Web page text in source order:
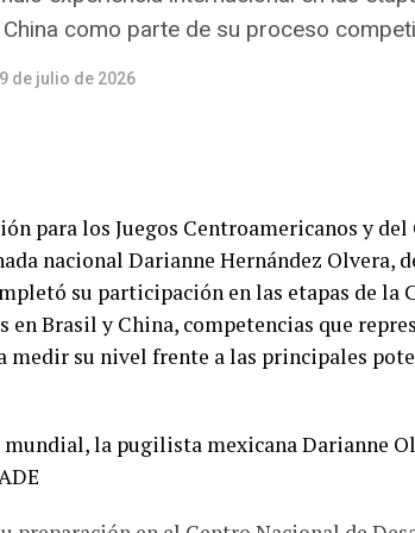
10 metros femenil, las olímpicas
la medalla de plata con 288.42 puntos,
Zhang, quienes se llevaron el oro con
es un gusto competir en casa,
amigos y familiares están en las
señaló Gabriela Agúndez.
destacó la consolidación de la pareja
compitiendo juntas y creemos que lo
de representar a México. Sabemos que
como parte de su proceso
9 de julio de 2026
para los Juegos Centroamericanos y del
nacional Darianne Hernández Olvera,
su participación en las etapas de la
en Brasil y China, competencias que
su nivel frente a las principales